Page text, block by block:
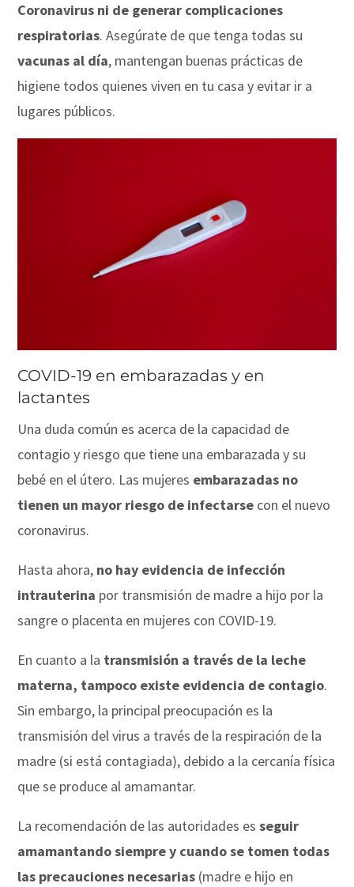
Coronavirus ni de generar complicaciones
respiratorias. Asegúrate de que tenga todas su
vacunas al día, mantengan buenas prácticas de
higiene todos quienes viven en tu casa y evitar ir a
lugares públicos.
COVID-19 en embarazadas y en
lactantes
Una duda común es acerca de la capacidad de
contagio y riesgo que tiene una embarazada y su
bebé en el útero. Las mujeres embarazadas no
tienen un mayor riesgo de infectarse con el nuevo
coronavirus.
Hasta ahora, no hay evidencia de infección
intrauterina por transmisión de madre a hijo por la
sangre o placenta en mujeres con COVID-19.
En cuanto a la transmisión a través de la leche
materna, tampoco existe evidencia de contagio.
Sin embargo, la principal preocupación es la
transmisión del virus a través de la respiración de la
madre (si está contagiada), debido a la cercanía física
que se produce al amamantar.
La recomendación de las autoridades esseguir
amamantando siempre y cuando se tomen todas
las precauciones necesarias (madre e hijo en